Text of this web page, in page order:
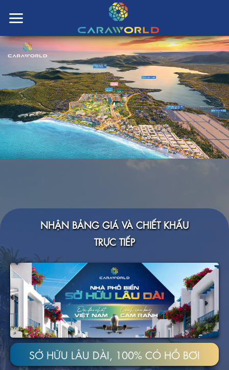
NHẬN BẢNG GIÁ VÀ CHIẾT KHẤU
TRỰC TIẾP
SỞ HỮU LÂU DÀI, 100% CÓ HỒ BƠI